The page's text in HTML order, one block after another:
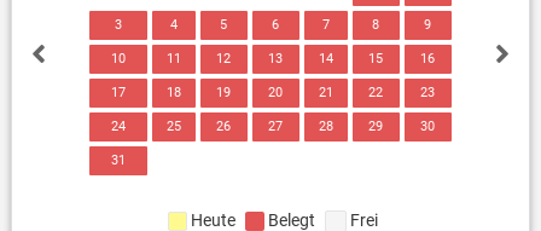
3 4 5 6 7 8 9
10 11 12 13 14 15 16
17 18 19 20 21 22 23
24 25 26 27 28 29 30
31
Heute Belegt
Frei